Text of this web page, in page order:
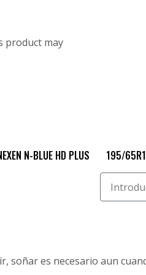
product may
N-BLUE HD PLUS 195/
soñar es necesario aun